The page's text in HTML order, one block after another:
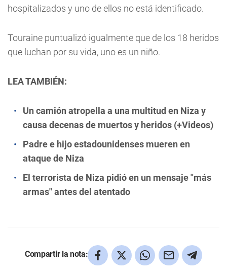
hospitalizados y uno de ellos no está identificado.
Touraine puntualizó igualmente que de los 18 heridos
que luchan por su vida, uno es un niño.
LEA TAMBIÉN:
Un camión atropella a una multitud en Niza y
causa decenas de muertos y heridos (+Videos)
Padre e hijo estadounidenses mueren en
ataque de Niza
El terrorista de Niza pidió en un mensaje "más
armas" antes del atentado
Compartir la nota: